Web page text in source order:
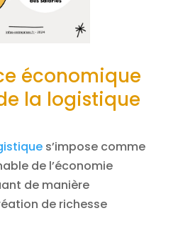
économique
la logistique
s’impose comme
de l’économie
de manière
de richesse